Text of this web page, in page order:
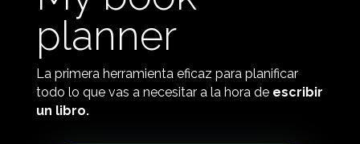
planner
La primera herramienta eficaz para planificar
todo lo que vas a necesitar a la hora deescribir
un libro.